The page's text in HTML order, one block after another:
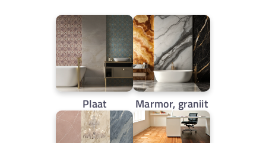
Plaat Marmor, graniit